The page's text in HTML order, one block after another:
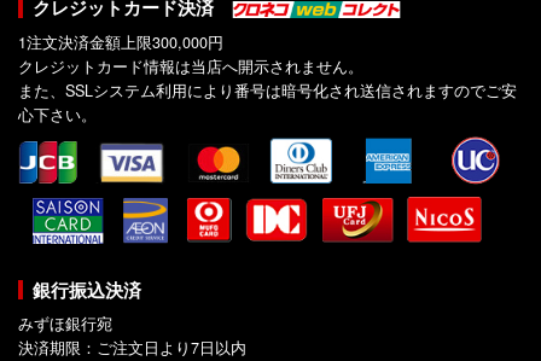
クレジットカード決済
1注文決済金額上限300,000円
クレジットカード情報は当店へ開示されません。
また、SSLシステム利用により番号は暗号化され送信されますのでご安
心下さい。
銀行振込決済
みずほ銀行宛
決済期限：ご注文日より7日以内